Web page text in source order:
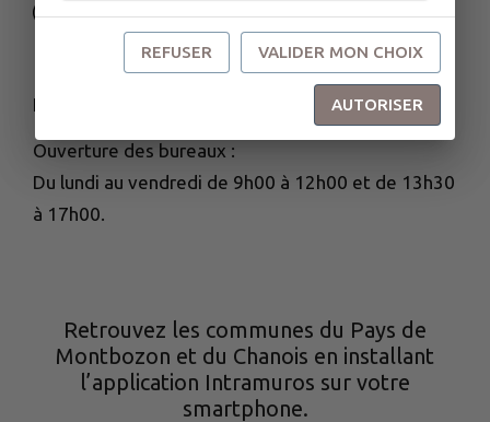
www.ccpmc.fr
HORAIRES D'OUVERTURE
Ouverture des bureaux :
Du lundi au vendredi de 9h00 à 12h00 et de 13h30
à 17h00.
Retrouvez les communes du Pays de
Montbozon et du Chanois en installant
l’application Intramuros sur votre
smartphone.
REFUSER VALIDER MON CHOIX
AUTORISER